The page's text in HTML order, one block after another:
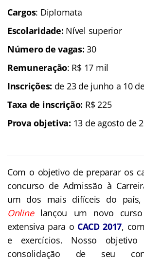
Cargos: Diplomata
Escolaridade: Nível superior
Número de vagas:30
Remuneração: R$ 17 mil
Inscrições: de 23 de junho a 10
Taxa de inscrição: R$ 225
Prova objetiva: 13 de agosto de
Com o objetivo de preparar os
concurso de Admissão à
um dos mais difíceis do
Onlinelançou um novo curso
extensiva para o CACD 2017,
e exercícios. Nosso
consolidação de seu